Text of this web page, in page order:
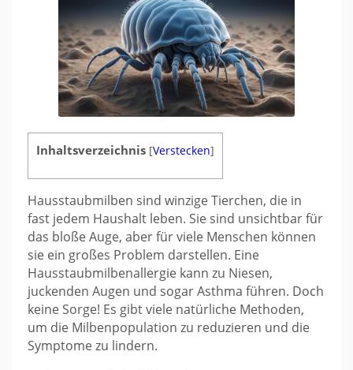
Inhaltsverzeichnis [Verstecken]
Hausstaubmilben sind winzige Tierchen, die in
fast jedem Haushalt leben. Sie sind unsichtbar für
das bloße Auge, aber für viele Menschen können
sie ein großes Problem darstellen. Eine
Hausstaubmilbenallergie kann zu Niesen,
juckenden Augen und sogar Asthma führen. Doch
keine Sorge! Es gibt viele natürliche Methoden,
um die Milbenpopulation zu reduzieren und die
Symptome zu lindern.